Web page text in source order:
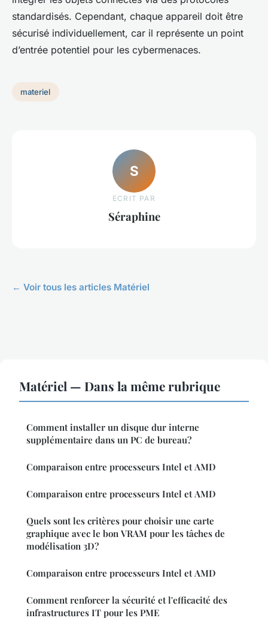
standardisés. Cependant, chaque appareil doit être
sécurisé individuellement, car il représente un point
d’entrée potentiel pour les cybermenaces.
materiel
S
ECRIT PAR
Séraphine
← Voir tous les articles Matériel
Matériel — Dans la même rubrique
Comment installer un disque dur interne
supplémentaire dans un PC de bureau?
Comparaison entre processeurs Intel et AMD
Comparaison entre processeurs Intel et AMD
Quels sont les critères pour choisir une carte
graphique avec le bon VRAM pour les tâches de
modélisation 3D?
Comparaison entre processeurs Intel et AMD
Comment renforcer la sécurité et l'efficacité des
infrastructures IT pour les PME